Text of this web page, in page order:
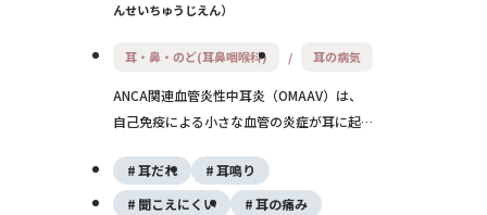
んせいちゅうじえん
耳・鼻・のど(耳鼻咽喉科) 耳の病気
ANCA関連血管炎性中耳炎（OMAAV）は、
自己免疫による小さな血管の炎症が耳に起こ
療で良くならない耳の症状や急に進む難聴が
特徴で、早期に見つけてステロイドや免疫抑
耳だれ
耳鳴り
聞こえにくい
耳の痛み